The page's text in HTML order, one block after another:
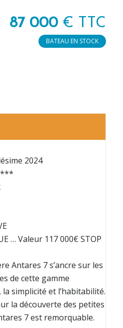
87 000 € TTC
BATEAU EN STOCK
2024
… Valeur 117 000€ STOP
Antares 7 s’ancre sur les
de cette gamme
simplicité et l’habitabilité.
la découverte des petites
7 est remorquable.